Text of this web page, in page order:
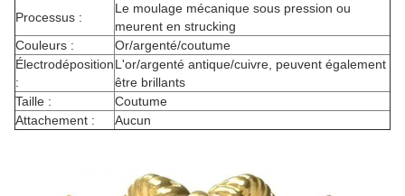
Processus :
Le moulage mécanique sous pression ou
meurent en strucking
Couleurs :
Or/argenté/coutume
Électrodéposition
:
L'or/argenté antique/cuivre, peuvent également
être brillants
Taille :
Coutume
Attachement :
Aucun